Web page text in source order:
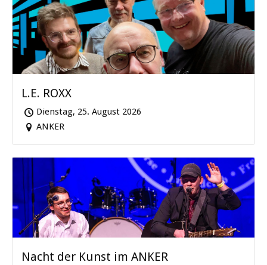
L.E. ROXX
Dienstag, 25. August 2026
ANKER
Nacht der Kunst im ANKER